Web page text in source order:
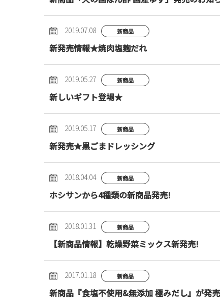
2019.07.08 新商品
新発売情報★焼肉塩麹だれ
2019.05.27 新商品
新しいギフト登場★
2019.05.17 新商品
新発売★黒ごまドレッシング
2018.04.04 新商品
ホシサンから4種類の新商品発売!
2018.01.31 新商品
【新商品情報】乾燥野菜ミックス新発売!
2017.01.18 新商品
新商品『食塩不使用&無添加 極みだし』が発売